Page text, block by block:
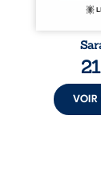
VOIR